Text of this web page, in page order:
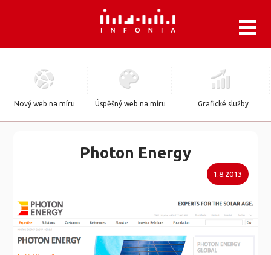
Photon Energy
1.8.2013
Nový web na míru Úspěšný web na míru Grafické služby